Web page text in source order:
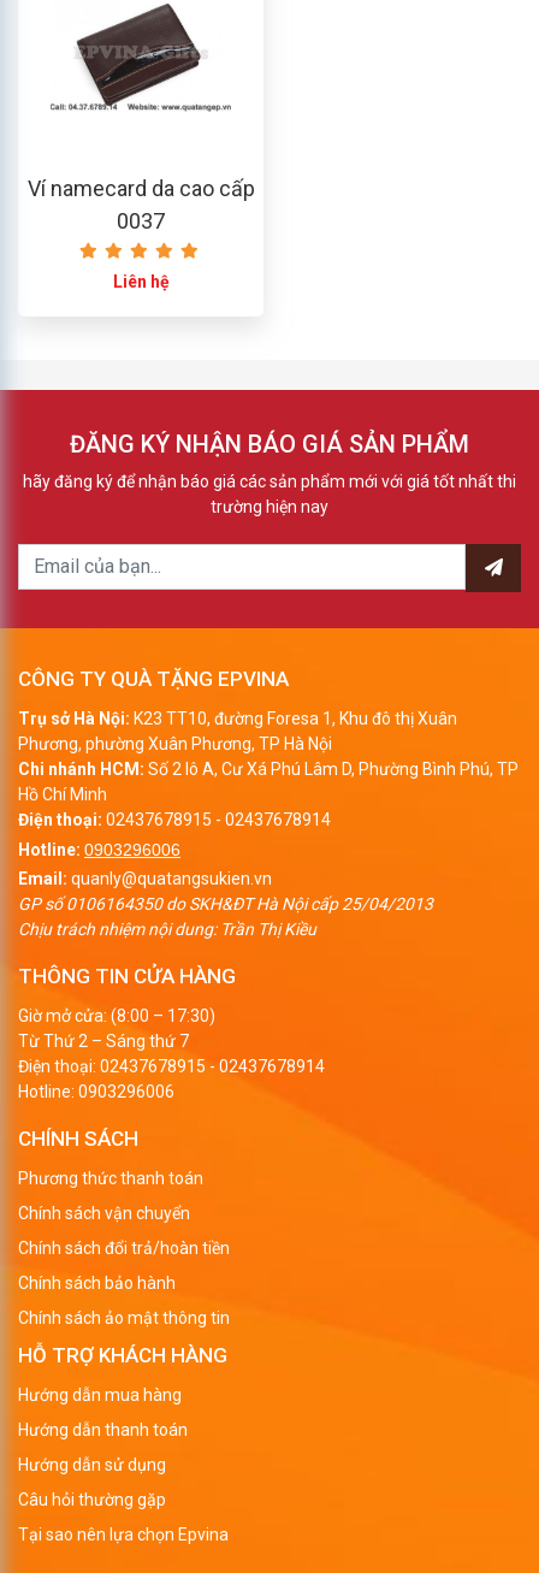
Ví namecard da cao cấp
0037
Liên hệ
ĐĂNG KÝ NHẬN BÁO GIÁ SẢN PHẨM
hãy đăng ký để nhận báo giá các sản phẩm mới với giá tốt nhất thi
trường hiện nay
CÔNG TY QUÀ TẶNG EPVINA
Trụ sở Hà Nội: K23 TT10, đường Foresa 1, Khu đô thị Xuân
Phương, phường Xuân Phương, TP Hà Nội
Chi nhánh HCM: Số 2 lô A, Cư Xá Phú Lâm D, Phường Bình Phú, TP
Hồ Chí Minh
Điện thoại: 02437678915 - 02437678914
Hotline: 0903296006
Email: quanly@quatangsukien.vn
GP số 0106164350 do SKH&ĐT Hà Nội cấp 25/04/2013
Chịu trách nhiệm nội dung: Trần Thị Kiều
THÔNG TIN CỬA HÀNG
Giờ mở cửa: (8:00 – 17:30)
Từ Thứ 2 – Sáng thứ 7
Điện thoại: 02437678915 - 02437678914
Hotline: 0903296006
CHÍNH SÁCH
Phương thức thanh toán
Chính sách vận chuyển
Chính sách đổi trả/hoàn tiền
Chính sách bảo hành
Chính sách ảo mật thông tin
HỖ TRỢ KHÁCH HÀNG
Hướng dẫn mua hàng
Hướng dẫn thanh toán
Hướng dẫn sử dụng
Câu hỏi thường gặp
Tại sao nên lựa chọn Epvina